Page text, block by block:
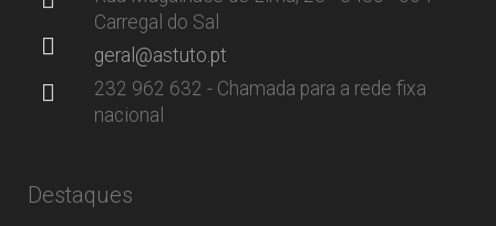
Carregal do Sal
geral@astuto.pt
232 962 632 - Chamada para a rede fixa
nacional
Destaques